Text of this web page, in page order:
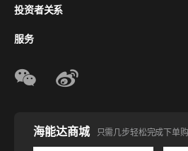
投资者关系
服务
海能达商城 只需几步轻松完成下单